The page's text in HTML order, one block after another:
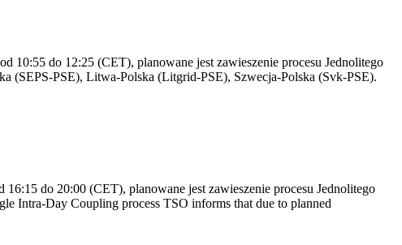
10:55 do 12:25 (CET), planowane jest zawieszenie procesu Jednolitego
(SEPS-PSE), Litwa-Polska (Litgrid-PSE), Szwecja-Polska (Svk-PSE).
do 20:00 (CET), planowane jest zawieszenie procesu Jednolitego
Intra-Day Coupling process TSO informs that due to planned